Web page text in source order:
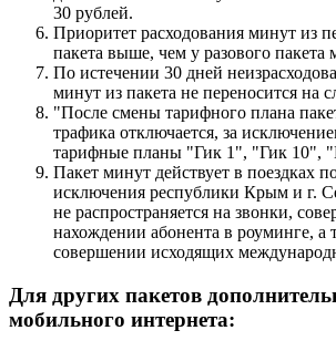
30 рублей.
Приоритет расходования минут из
пакета выше, чем у разового пакета
По истечении 30 дней
минут из пакета не переносится на
"После смены тарифного плана
трафика отключается, за
тарифные планы "Гик 1", "Гик 10",
Пакет минут действует в поездках
исключения республики Крым и г.
не распространяется на звонки,
нахождении абонента в роуминге, а
совершении исходящих
Для других пакетов
мобильного интернета: